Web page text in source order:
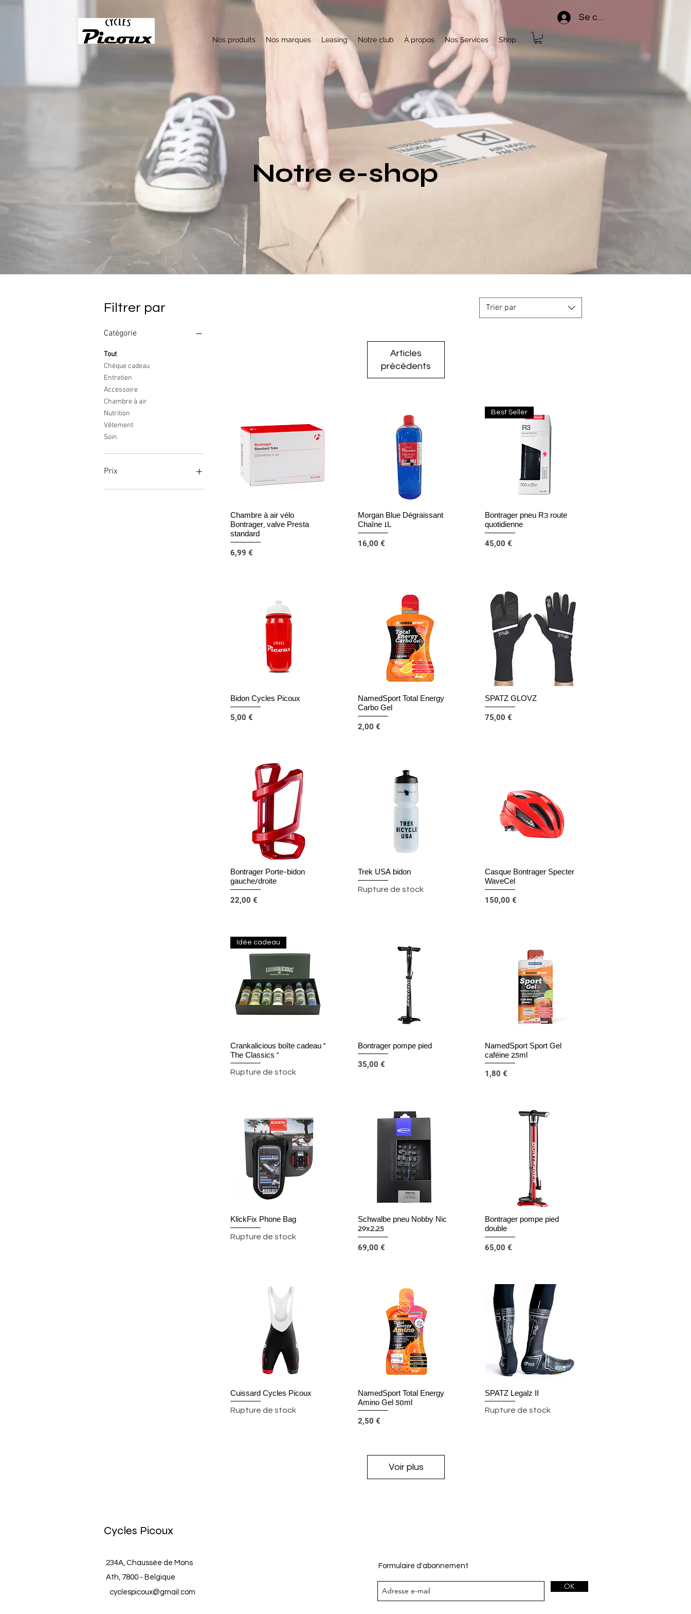
Nos produits Nos marques Leasing Notre club À propos Nos Services Shop
Se connecter
Notre e-shop
Filtrer par
Catégorie
Tout
Chèque cadeau
Entretien
Accessoire
Chambre à air
Nutrition
Vêtement
Soin
Prix
Trier par
Articles
précédents
Aperçu rapide
Chambre à air vélo
Bontrager, valve Presta
standard
Prix
6,99 €
Aperçu rapide
Morgan Blue Dégraissant
Chaîne 1L
Prix
16,00 €
Aperçu rapide
Best Seller
Bontrager pneu R3 route
quotidienne
Prix
45,00 €
Aperçu rapide
Bidon Cycles Picoux
Prix
5,00 €
Aperçu rapide
NamedSport Total Energy
Carbo Gel
Prix
2,00 €
Aperçu rapide
SPATZ GLOVZ
Prix
75,00 €
Aperçu rapide
Bontrager Porte-bidon
gauche/droite
Prix
22,00 €
Aperçu rapide
Trek USA bidon
Rupture de stock
Aperçu rapide
Casque Bontrager Specter
WaveCel
Prix
150,00 €
Aperçu rapide
Idée cadeau
Crankalicious boîte cadeau «
The Classics »
Rupture de stock
Aperçu rapide
Bontrager pompe pied
Prix
35,00 €
Aperçu rapide
NamedSport Sport Gel
caféine 25ml
Prix
1,80 €
Aperçu rapide
KlickFix Phone Bag
Rupture de stock
Aperçu rapide
Schwalbe pneu Nobby Nic
29x2.25
Prix
69,00 €
Aperçu rapide
Bontrager pompe pied
double
Prix
65,00 €
Aperçu rapide
Cuissard Cycles Picoux
Rupture de stock
Aperçu rapide
NamedSport Total Energy
Amino Gel 50ml
Prix
2,50 €
Aperçu rapide
SPATZ Legalz II
Rupture de stock
Voir plus
Cycles Picoux
234A, Chaussée de Mons
Ath, 7800 - Belgique
cyclespicoux@gmail.com
Formulaire d'abonnement
OK